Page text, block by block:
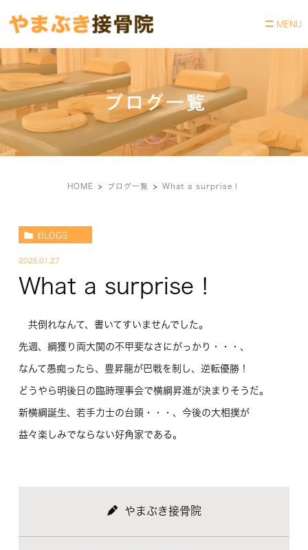
ブログ一覧
HOME ブログ一覧 What a surprise！
BLOGS
2025.01.27
What a surprise！
共倒れなんて、書いてすいませんでした。
先週、綱獲り両大関の不甲斐なさにがっかり・・・、
なんて愚痴ったら、豊昇龍が巴戦を制し、逆転優勝！
どうやら明後日の臨時理事会で横綱昇進が決まりそうだ。
新横綱誕生、若手力士の台頭・・・、今後の大相撲が
益々楽しみでならない好角家である。
やまぶき接骨院